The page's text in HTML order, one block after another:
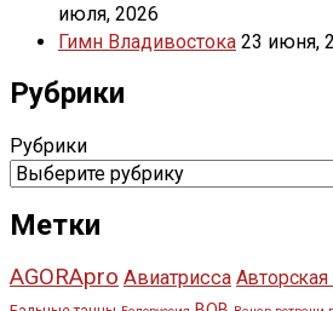
июля, 2026
Гимн Владивостока 23 июня,
Рубрики
Рубрики
Метки
AGORApro Авиатрисса Авторская